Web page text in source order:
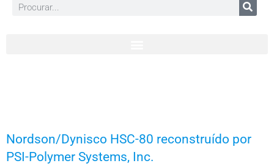
Nordson/Dynisco HSC-80 reconstruído por
PSI-Polymer Systems, Inc.